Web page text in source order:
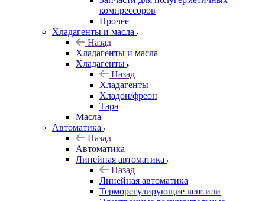
компрессоров
Прочее
Хладагенты и масла
Назад
Хладагенты и масла
Хладагенты
Назад
Хладагенты
Хладон/фреон
Тара
Масла
Автоматика
Назад
Автоматика
Линейная автоматика
Назад
Линейная автоматика
Терморегулирующие вентили